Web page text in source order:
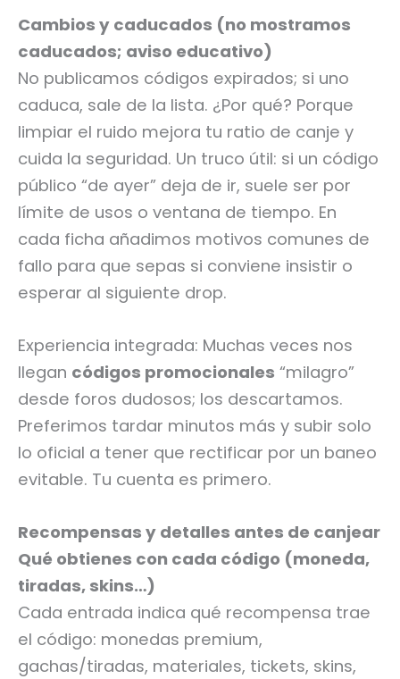
Cambios y caducados (no mostramos
caducados; aviso educativo)
No publicamos códigos expirados; si uno
caduca, sale de la lista. ¿Por qué? Porque
limpiar el ruido mejora tu ratio de canje y
cuida la seguridad. Un truco útil: si un código
público “de ayer” deja de ir, suele ser por
límite de usos o ventana de tiempo. En
cada ficha añadimos motivos comunes de
fallo para que sepas si conviene insistir o
esperar al siguiente drop.
Experiencia integrada: Muchas veces nos
llegan códigos promocionales “milagro”
desde foros dudosos; los descartamos.
Preferimos tardar minutos más y subir solo
lo oficial a tener que rectificar por un baneo
evitable. Tu cuenta es primero.
Recompensas y detalles antes de canjear
Qué obtienes con cada código (moneda,
tiradas, skins…)
Cada entrada indica qué recompensa trae
el código: monedas premium,
gachas/tiradas, materiales, tickets, skins,